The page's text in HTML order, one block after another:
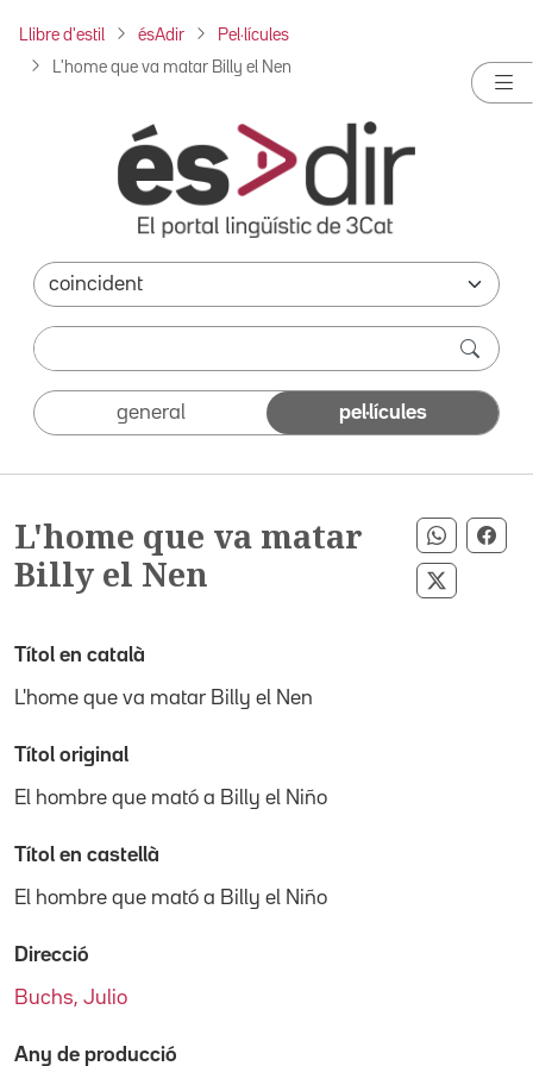
Llibre d'estil ésAdir Pel·lícules
L'home que va matar Billy el Nen
general pel·lícules
L'home que va matar
Billy el Nen
Títol en català
L'home que va matar Billy el Nen
Títol original
El hombre que mató a Billy el Niño
Títol en castellà
El hombre que mató a Billy el Niño
Direcció
Buchs, Julio
Any de producció